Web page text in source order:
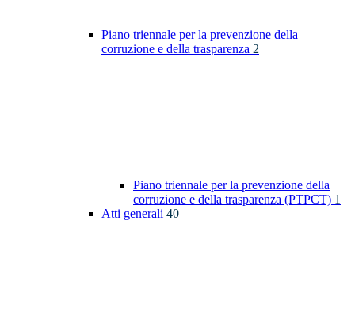
Piano triennale per la prevenzione della
corruzione e della trasparenza 2
Piano triennale per la prevenzione della
corruzione e della trasparenza (PTPCT) 1
Atti generali 40